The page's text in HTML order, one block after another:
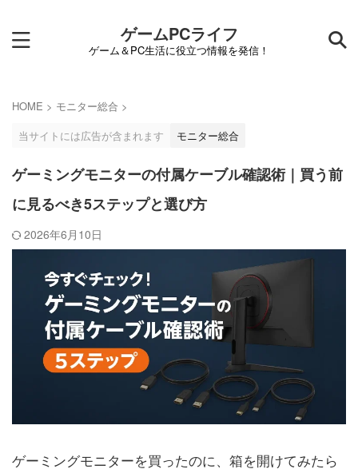
ゲームPCライフ
ゲーム＆PC生活に役立つ情報を発信！
HOME > モニター総合 >
当サイトには広告が含まれます
モニター総合
ゲーミングモニターの付属ケーブル確認術｜買う前
に見るべき5ステップと選び方
2026年6月10日
ゲーミングモニターを買ったのに、箱を開けてみたら